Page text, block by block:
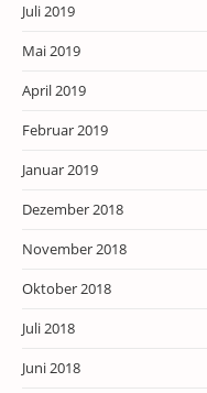
Juli 2019
Mai 2019
April 2019
Februar 2019
Januar 2019
Dezember 2018
November 2018
Oktober 2018
Juli 2018
Juni 2018